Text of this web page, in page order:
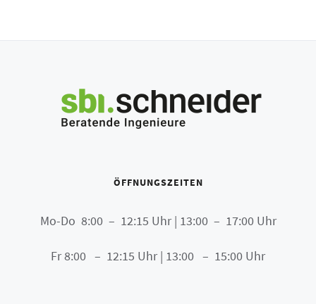
ÖFFNUNGSZEITEN
Mo-Do 8:00 – 12:15 Uhr | 13:00 – 17:00 Uhr
Fr 8:00 – 12:15 Uhr | 13:00 – 15:00 Uhr